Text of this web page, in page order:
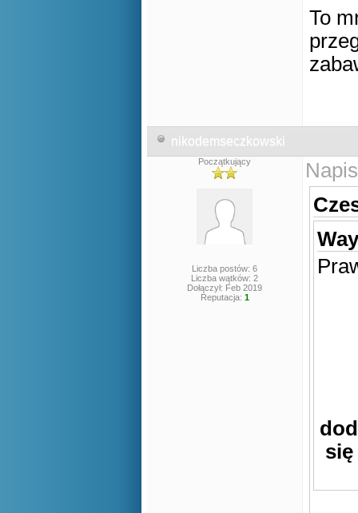
To
nikodemseczkowski
Początkujący
Liczba postów: 6
Liczba wątków: 2
Dołączył: Feb 2019
Reputacja: 1